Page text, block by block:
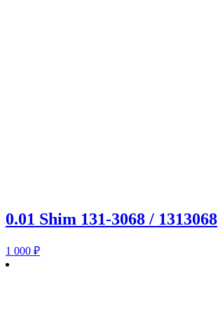
0.01 Shim 131-3068 / 1313068
1 000 ₽